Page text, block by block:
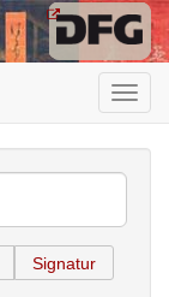
Signatur